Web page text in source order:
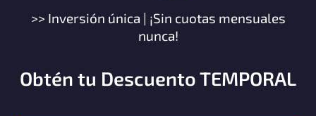
>> Inversión única | ¡Sin cuotas mensuales
nunca!
Obtén tu Descuento TEMPORAL